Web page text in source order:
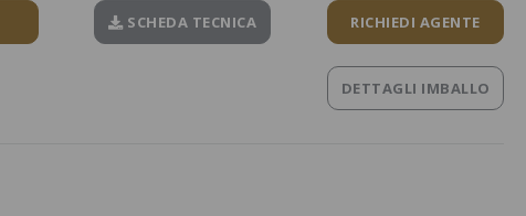
SCHEDA TECNICA RICHIEDI AGENTE
DETTAGLI IMBALLO